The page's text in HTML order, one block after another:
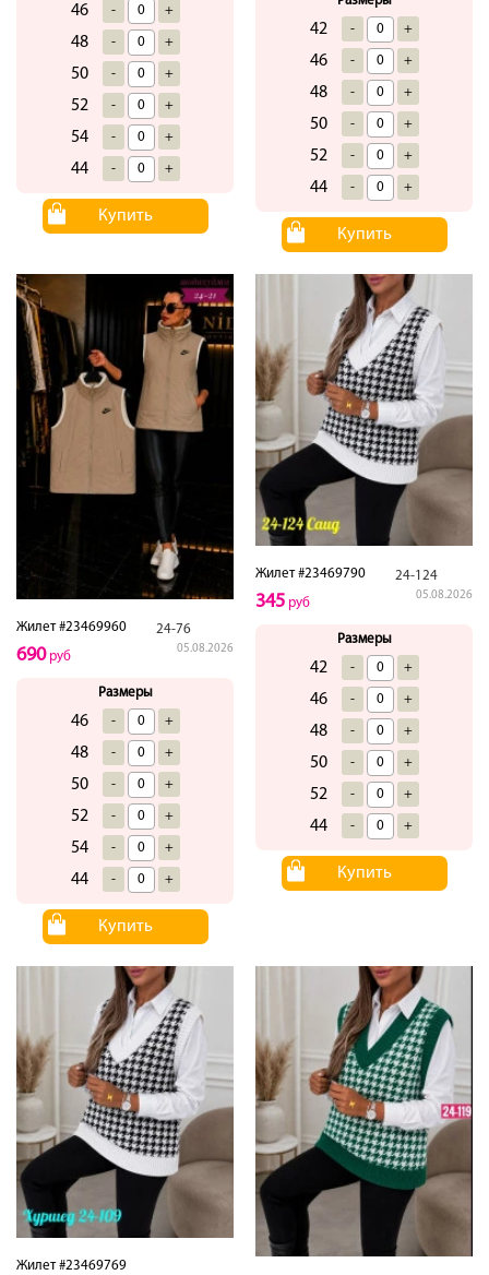
46 - +
48 - +
50 - +
52 - +
54 - +
44 - +
Купить
42 - +
46 - +
48 - +
50 - +
52 - +
44 - +
Купить
Жилет #23469960 24-76
05.08.2026
690руб
Размеры
46 - +
48 - +
50 - +
52 - +
54 - +
44 - +
Купить
Жилет #23469790 24-124
05.08.2026
345 руб
Размеры
42 - +
46 - +
48 - +
50 - +
52 - +
44 - +
Купить
Жилет #23469769